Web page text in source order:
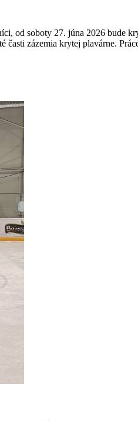
od soboty 27. júna 2026 bude
zázemia krytej plavárne.